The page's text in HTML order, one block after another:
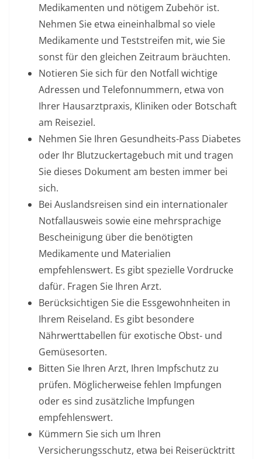
Medikamenten und nötigem Zubehör ist.
Nehmen Sie etwa eineinhalbmal so viele
Medikamente und Teststreifen mit, wie Sie
sonst für den gleichen Zeitraum bräuchten.
Notieren Sie sich für den Notfall wichtige
Adressen und Telefonnummern, etwa von
Ihrer Hausarztpraxis, Kliniken oder Botschaft
am Reiseziel.
Nehmen Sie Ihren Gesundheits-Pass Diabetes
oder Ihr Blutzuckertagebuch mit und tragen
Sie dieses Dokument am besten immer bei
sich.
Bei Auslandsreisen sind ein internationaler
Notfallausweis sowie eine mehrsprachige
Bescheinigung über die benötigten
Medikamente und Materialien
empfehlenswert. Es gibt spezielle Vordrucke
dafür. Fragen Sie Ihren Arzt.
Berücksichtigen Sie die Essgewohnheiten in
Ihrem Reiseland. Es gibt besondere
Nährwerttabellen für exotische Obst- und
Gemüsesorten.
Bitten Sie Ihren Arzt, Ihren Impfschutz zu
prüfen. Möglicherweise fehlen Impfungen
oder es sind zusätzliche Impfungen
empfehlenswert.
Kümmern Sie sich um Ihren
Versicherungsschutz, etwa bei Reiserücktritt